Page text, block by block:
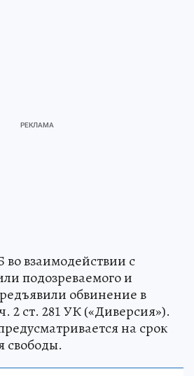
взаимодействии с
подозреваемого и
обвинение в
2 ст. 281 УК («Диверсия»).
на срок
свободы.